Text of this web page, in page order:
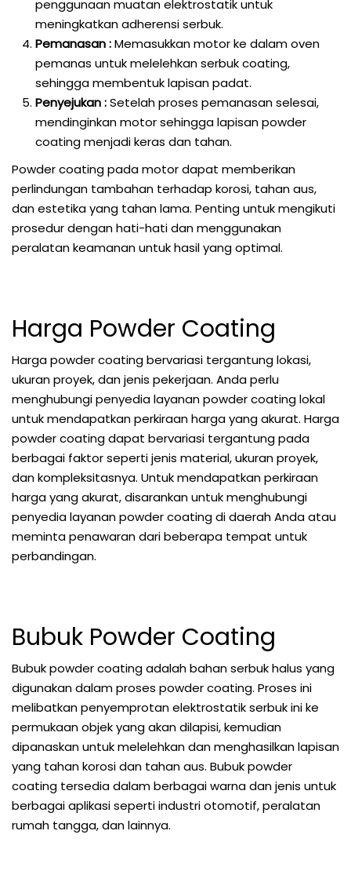
penggunaan muatan elektrostatik untuk
meningkatkan adherensi serbuk.
Pemanasan :Memasukkan motor ke dalam oven
pemanas untuk melelehkan serbuk coating,
sehingga membentuk lapisan padat.
Penyejukan :Setelah proses pemanasan selesai,
mendinginkan motor sehingga lapisan powder
coating menjadi keras dan tahan.
Powder coating pada motor dapat memberikan
perlindungan tambahan terhadap korosi, tahan aus,
dan estetika yang tahan lama. Penting untuk mengikuti
prosedur dengan hati-hati dan menggunakan
peralatan keamanan untuk hasil yang optimal.
Harga Powder Coating
Harga powder coating bervariasi tergantung lokasi,
ukuran proyek, dan jenis pekerjaan. Anda perlu
menghubungi penyedia layanan powder coating lokal
untuk mendapatkan perkiraan harga yang akurat. Harga
powder coating dapat bervariasi tergantung pada
berbagai faktor seperti jenis material, ukuran proyek,
dan kompleksitasnya. Untuk mendapatkan perkiraan
harga yang akurat, disarankan untuk menghubungi
penyedia layanan powder coating di daerah Anda atau
meminta penawaran dari beberapa tempat untuk
perbandingan.
Bubuk Powder Coating
Bubuk powder coating adalah bahan serbuk halus yang
digunakan dalam proses powder coating. Proses ini
melibatkan penyemprotan elektrostatik serbuk ini ke
permukaan objek yang akan dilapisi, kemudian
dipanaskan untuk melelehkan dan menghasilkan lapisan
yang tahan korosi dan tahan aus. Bubuk powder
coating tersedia dalam berbagai warna dan jenis untuk
berbagai aplikasi seperti industri otomotif, peralatan
rumah tangga, dan lainnya.